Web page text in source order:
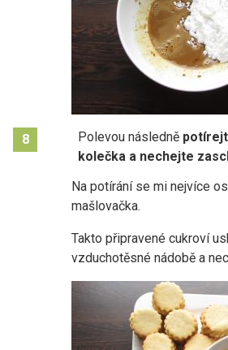
8 Polevou následně
kolečka a nechejte
Na potírání se mi nejvíce
mašlovačka.
Takto připravené cukroví
vzduchotěsné nádobě a